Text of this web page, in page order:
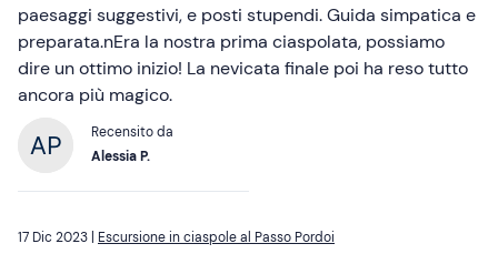
paesaggi suggestivi, e posti stupendi. Guida simpatica e
preparata.nEra la nostra prima ciaspolata, possiamo
dire un ottimo inizio! La nevicata finale poi ha reso tutto
ancora più magico.
Recensito da
Alessia P.
17 Dic 2023 | Escursione in ciaspole al Passo Pordoi